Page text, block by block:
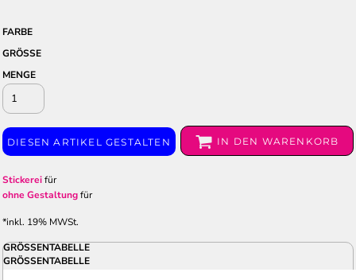
FARBE
GRÖSSE
MENGE
DIESEN ARTIKEL GESTALTEN IN DEN WARENKORB
Stickereifür
ohne Gestaltungfür
*inkl. 19% MWSt.
GRÖSSENTABELLE
GRÖSSENTABELLE